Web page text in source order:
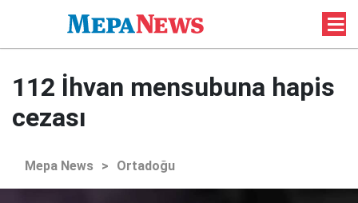
112 İhvan mensubuna hapis
cezası
Mepa News > Ortadoğu